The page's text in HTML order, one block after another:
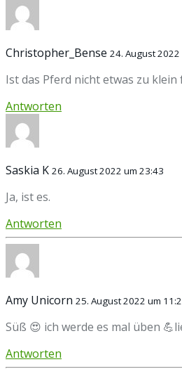
Christopher_Bense 24. August
Ist das Pferd nicht etwas zu klein
Antworten
Saskia K 26. August 2022 um 23:43
Ja, ist es.
Antworten
Amy Unicorn 25. August 2022 um
Süß 😍 ich werde es mal üben
Antworten